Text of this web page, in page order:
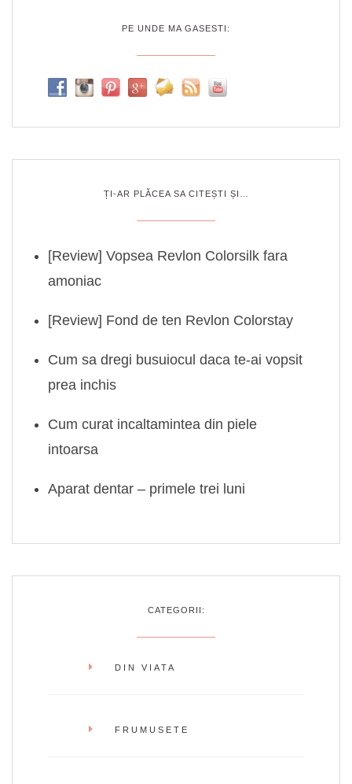
PE UNDE MA GASESTI:
ȚI-AR PLĂCEA SA CITEȘTI ȘI…
[Review] Vopsea Revlon Colorsilk fara
amoniac
[Review] Fond de ten Revlon Colorstay
Cum sa dregi busuiocul daca te-ai vopsit
prea inchis
Cum curat incaltamintea din piele
intoarsa
Aparat dentar – primele trei luni
CATEGORII:
DIN VIATA
FRUMUSETE